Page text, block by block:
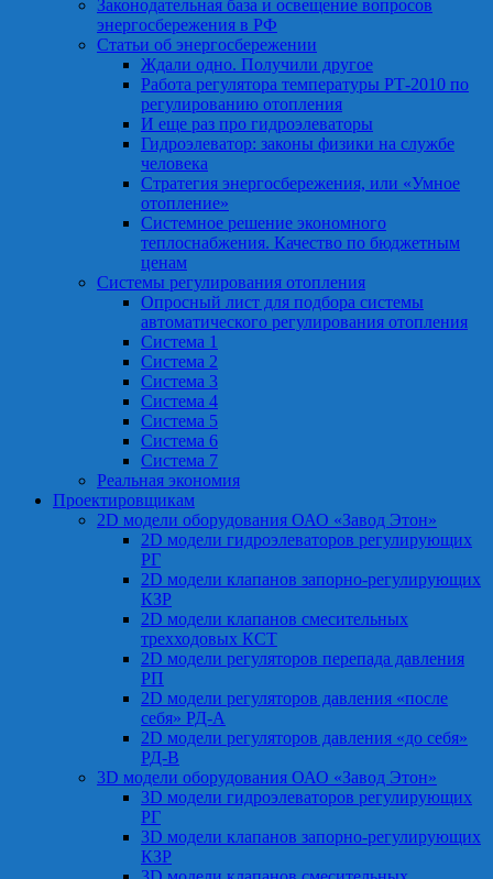
Законодательная база и освещение вопросов
энергосбережения в РФ
Статьи об энергосбережении
Ждали одно. Получили другое
Работа регулятора температуры РТ-2010 по
регулированию отопления
И еще раз про гидроэлеваторы
Гидроэлеватор: законы физики на службе
человека
Стратегия энергосбережения, или «Умное
отопление»
Системное решение экономного
теплоснабжения. Качество по бюджетным
ценам
Системы регулирования отопления
Опросный лист для подбора системы
автоматического регулирования отопления
Система 1
Система 2
Система 3
Система 4
Система 5
Система 6
Система 7
Реальная экономия
Проектировщикам
2D модели оборудования ОАО «Завод Этон»
2D модели гидроэлеваторов регулирующих
РГ
2D модели клапанов запорно-регулирующих
КЗР
2D модели клапанов смесительных
трехходовых КСТ
2D модели регуляторов перепада давления
РП
2D модели регуляторов давления «после
себя» РД-А
2D модели регуляторов давления «до себя»
РД-В
3D модели оборудования ОАО «Завод Этон»
3D модели гидроэлеваторов регулирующих
РГ
3D модели клапанов запорно-регулирующих
КЗР